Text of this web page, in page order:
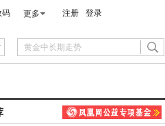
码 更多 注册 登录